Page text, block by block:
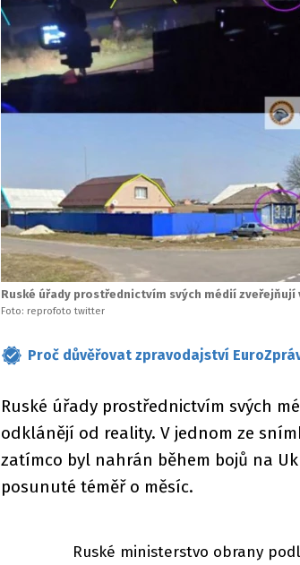
Ruské úřady prostřednictvím svých médií
Foto: reprofoto twitter
Proč důvěřovat zpravodajství
Ruské úřady prostřednictvím svých
odklánějí od reality. V jednom ze
zatímco byl nahrán během bojů na
posunuté téměř o měsíc.
Ruské ministerstvo obrany